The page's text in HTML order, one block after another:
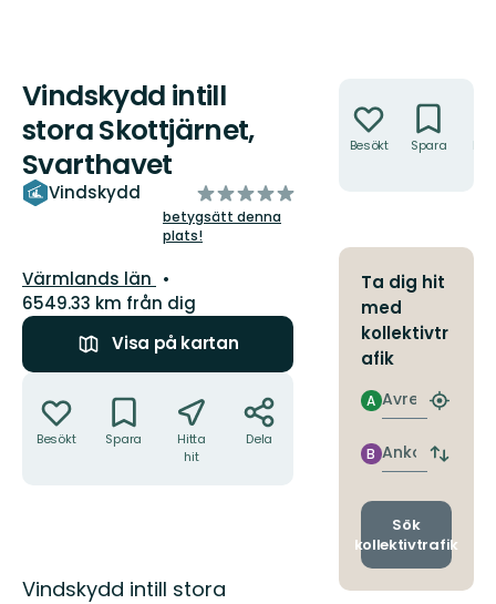
Vindskydd intill
stora Skottjärnet,
Svarthavet
Vindskydd
av
5
stjärnor
betygsätt denna
plats!
Län:
Värmlands län
6549.33 km från dig
Visa på kartan
Besökt Spara
Hitta
hit
Dela
Beskrivning
Vindskydd intill stora
Besökt Spara
Ta dig hit
med
kollektivtr
afik
Avresa
A
Hitta
Ankomst
B
Byt
och
Sök
kollektivtrafik